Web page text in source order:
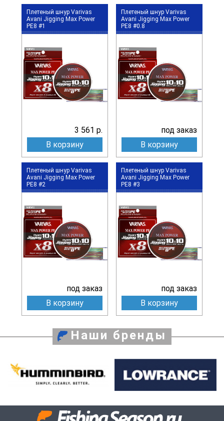
Плетеный шнур Varivas
Avani Jigging Max Power
PE8 #1
3 561 р.
В корзину
Плетеный шнур Varivas
Avani Jigging Max Power
PE8 #0.8
под заказ
В корзину
Плетеный шнур Varivas
Avani Jigging Max Power
PE8 #2
под заказ
В корзину
Плетеный шнур Varivas
Avani Jigging Max Power
PE8 #3
под заказ
В корзину
Наши бренды